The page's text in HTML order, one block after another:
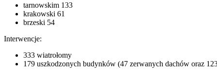
tarnowskim 133
krakowski 61
brzeski 54
Interwencje:
333 wiatrołomy
179 uszkodzonych budynków (47 zerwanych dachów oraz